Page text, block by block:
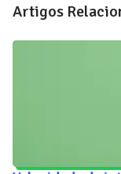
Artigos